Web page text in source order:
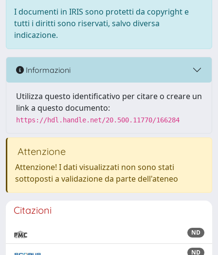
I documenti in IRIS sono protetti da copyright e
tutti i diritti sono riservati, salvo diversa
indicazione.
Informazioni
Utilizza questo identificativo per citare o creare un
link a questo documento:
https://hdl.handle.net/20.500.11770/166284
Attenzione
Attenzione! I dati visualizzati non sono stati
sottoposti a validazione da parte dell'ateneo
Citazioni
ND
ND